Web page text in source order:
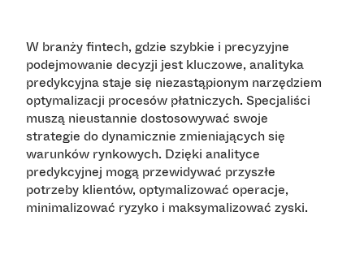
W branży fintech, gdzie szybkie i precyzyjne
podejmowanie decyzji jest kluczowe, analityka
predykcyjna staje się niezastąpionym narzędziem
optymalizacji procesów płatniczych. Specjaliści
muszą nieustannie dostosowywać swoje
strategie do dynamicznie zmieniających się
warunków rynkowych. Dzięki analityce
predykcyjnej mogą przewidywać przyszłe
potrzeby klientów, optymalizować operacje,
minimalizować ryzyko i maksymalizować zyski.